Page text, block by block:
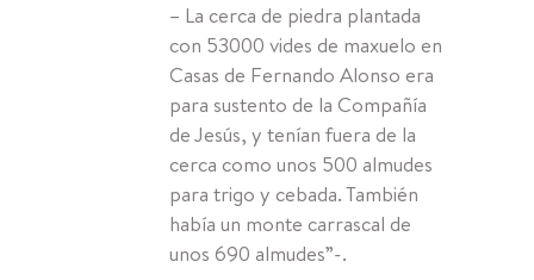
– La cerca de piedra plantada
con 53000 vides de maxuelo en
Casas de Fernando Alonso era
para sustento de la Compañía
de Jesús, y tenían fuera de la
cerca como unos 500 almudes
para trigo y cebada. También
había un monte carrascal de
unos 690 almudes”-.